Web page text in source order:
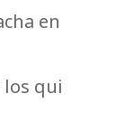
en
los qui